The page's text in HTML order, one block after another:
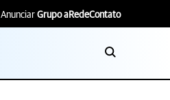
Anunciar Grupo aRedeContato